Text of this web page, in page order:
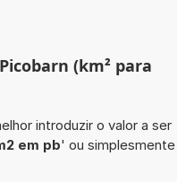
(km² para
introduzir o valor a ser
em pb' ou simplesmente